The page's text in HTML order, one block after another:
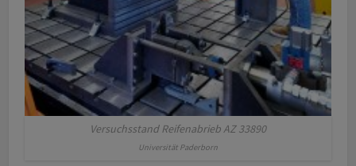
Versuchsstand Reifenabrieb AZ 33890
Universität Paderborn